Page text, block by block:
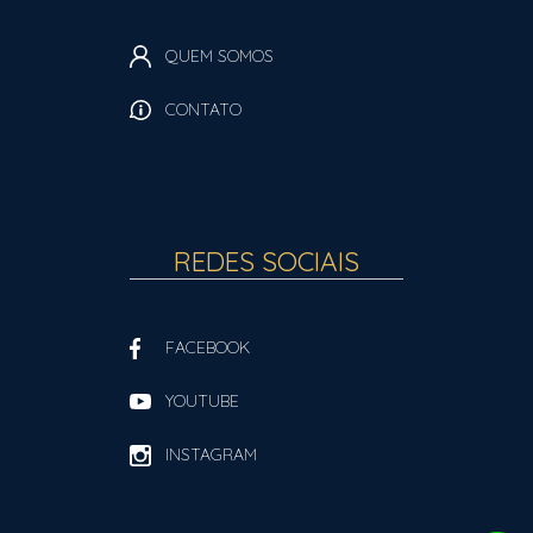
QUEM SOMOS
CONTATO
REDES SOCIAIS
FACEBOOK
YOUTUBE
INSTAGRAM